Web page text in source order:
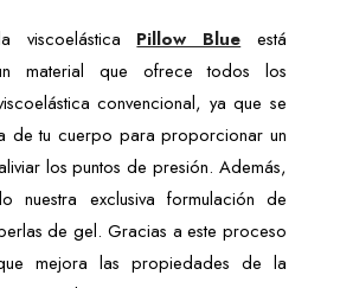
viscoelástica Pillow Blue está
material que ofrece todos los
convencional, ya que se
de tu cuerpo para proporcionar un
los puntos de presión. Además,
nuestra exclusiva formulación de
de gel. Gracias a este proceso
mejora las propiedades de la